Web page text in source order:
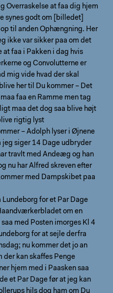
Overraskelse at faa dig hjem
synes godt om [billedet]
til anden Ophængning. Her
ikke var sikker paa om det
at faa i Pakken i dag hvis
og Convolutterne er
mig vide hvad der skal
her til Du kommer – Det
faa en Ramme men tag
maa det dog saa blive højt
rigtig lyst
– Adolph lyser i Øjnene
siger 14 Dage udbryder
travlt med Andeæg og han
nu har Alfred skreven efter
med Dampskibet paa
for et Par Dage
om en
med Posten imorges Kl 4
for at sejle derfra
nu kommer det jo an
der kan skaffes Penge
hjem med i Paasken saa
et Par Dage før at jeg kan
hils dog ham om Du